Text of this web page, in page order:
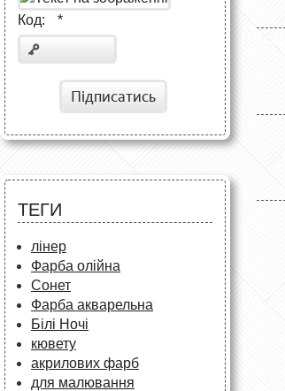
Код: *
Підписатись
ТЕГИ
лінер
Фарба олійна
Сонет
Фарба акварельна
Білі Ночі
кювету
акрилових фарб
для малювання